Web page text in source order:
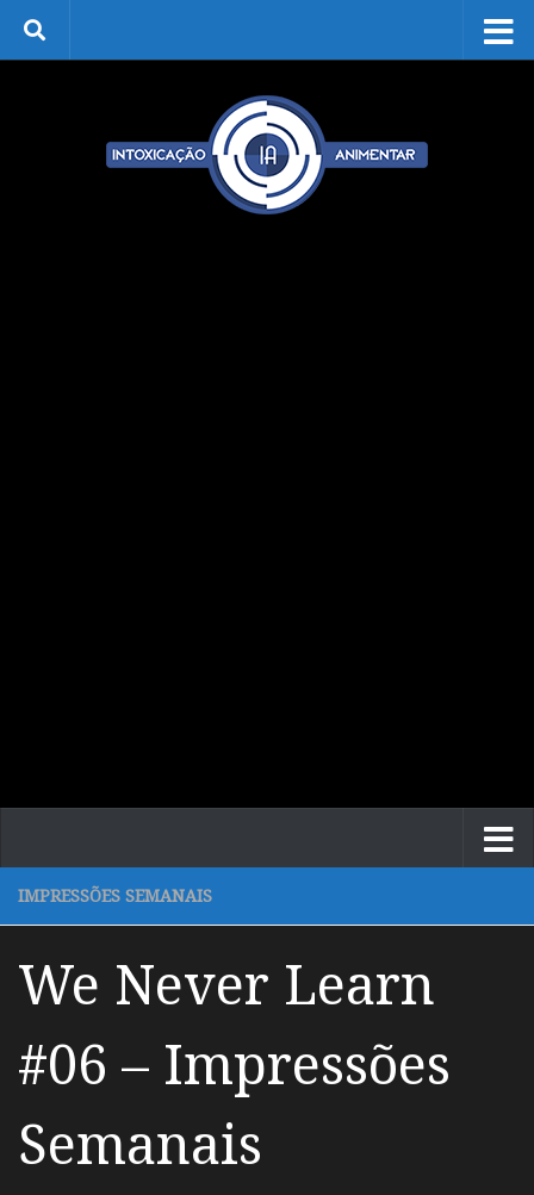
Skip to content
IMPRESSÕES SEMANAIS
We Never Learn
#06 – Impressões
Semanais